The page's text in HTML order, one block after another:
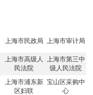
上海市民政局 上海市审计局
上海市高级人
民法院
上海市第三中
级人民法院
上海市浦东新
区妇联
宝山区采购中
心